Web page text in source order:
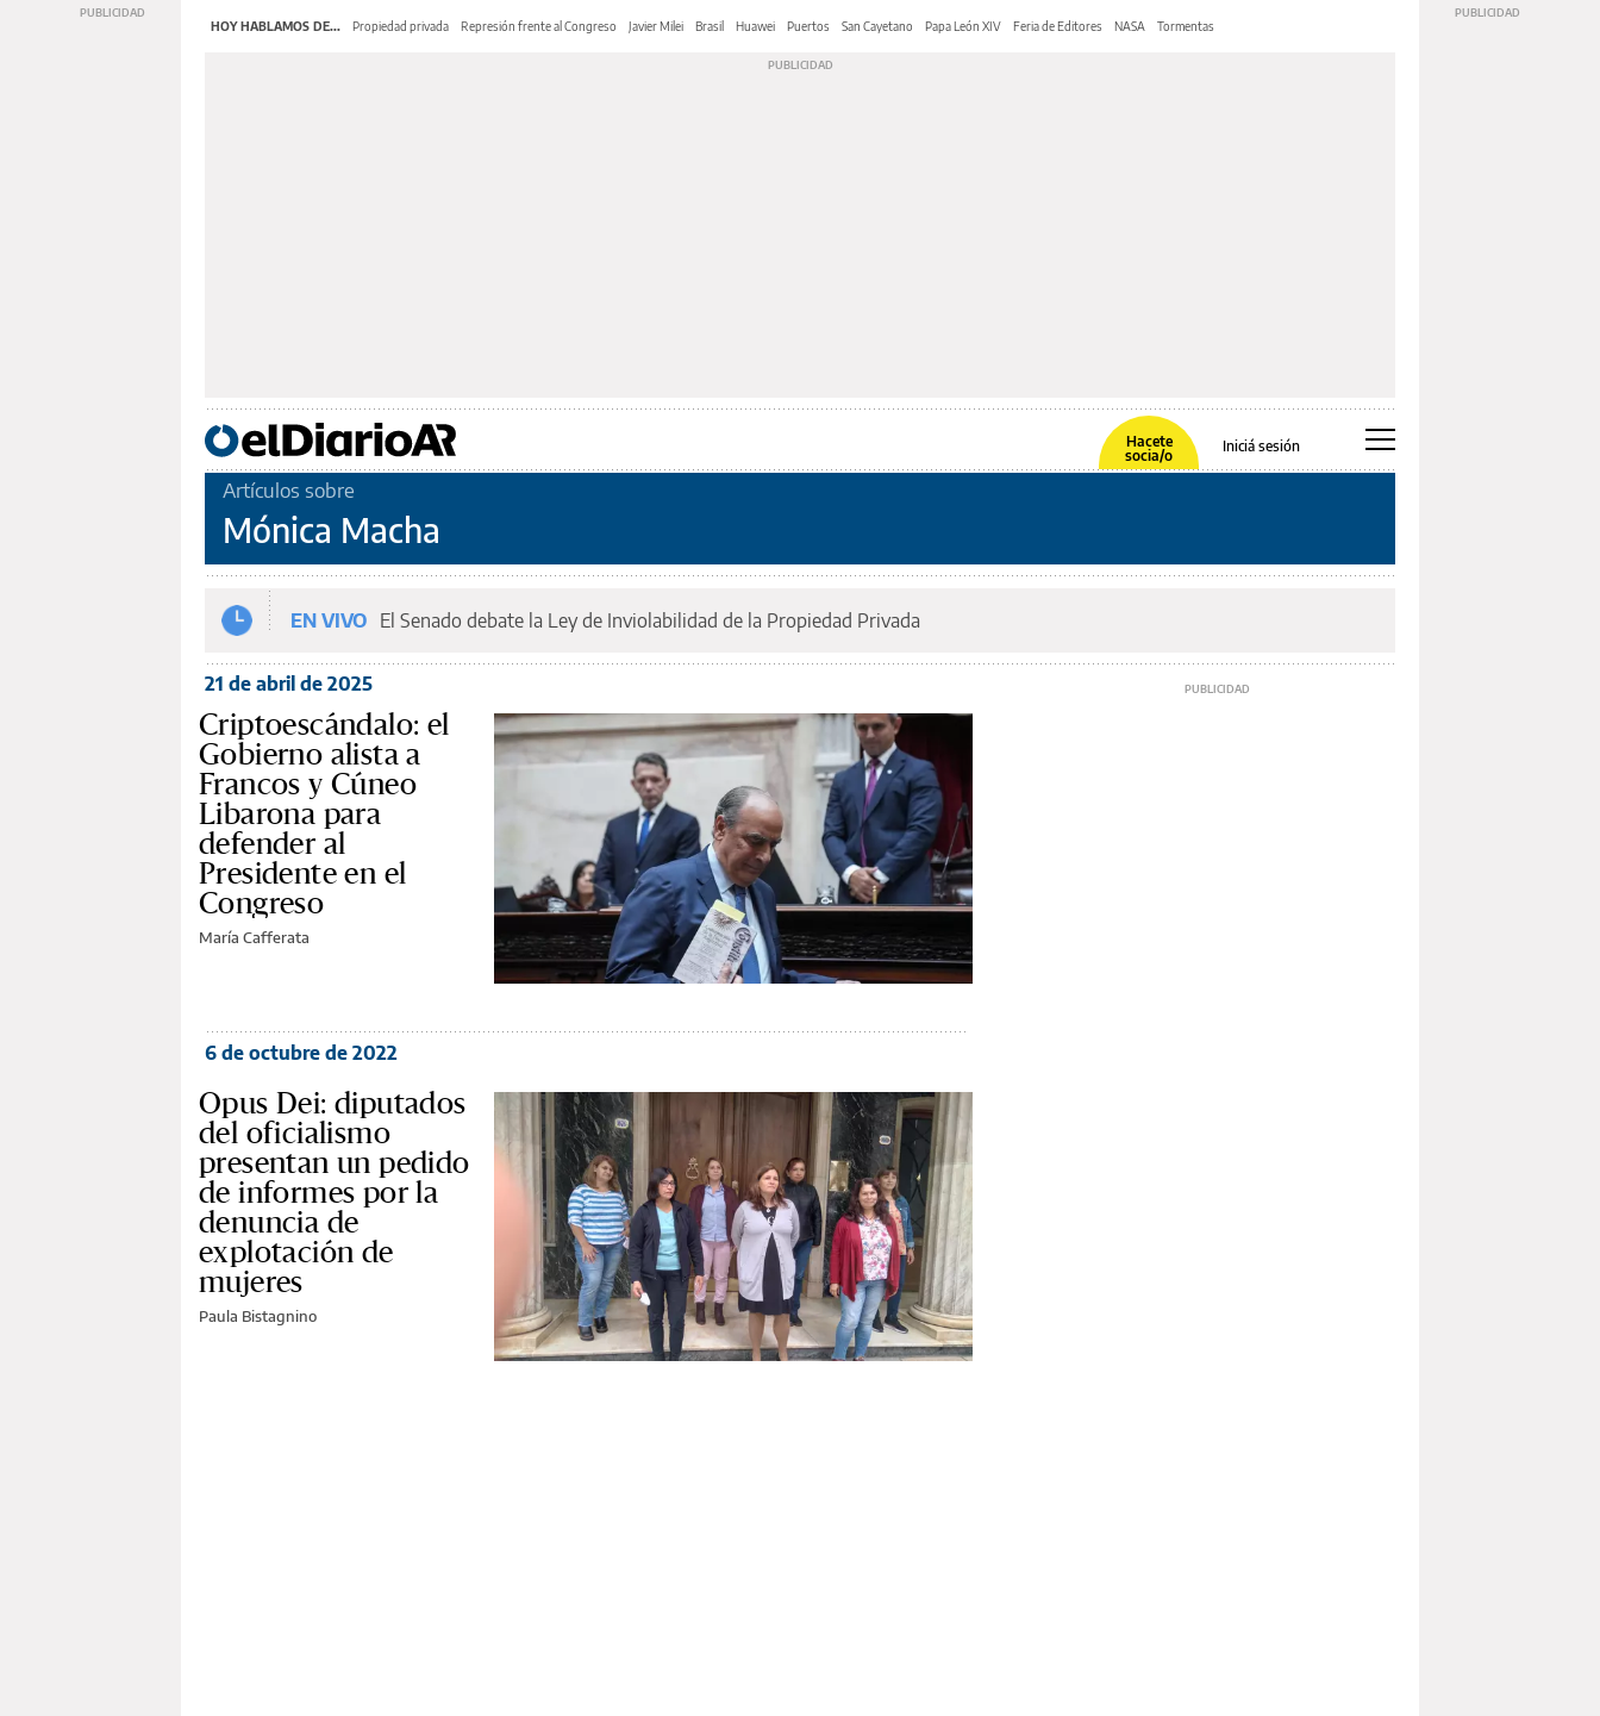
HOY HABLAMOS DE... Propiedad privada Represión frente al Congreso Javier Milei Brasil Huawei Puertos San Cayetano Papa León XIV Feria de Editores NASA Tormentas
Hacete
socia/o
Iniciá sesión
Artículos sobre
Mónica Macha
EN VIVO El Senado debate la Ley de Inviolabilidad de la Propiedad Privada
21 de abril de 2025
Criptoescándalo: el
Gobierno alista a
Francos y Cúneo
Libarona para
defender al
Presidente en el
Congreso
María Cafferata
6 de octubre de 2022
Opus Dei: diputados
del oficialismo
presentan un pedido
de informes por la
denuncia de
explotación de
mujeres
Paula Bistagnino